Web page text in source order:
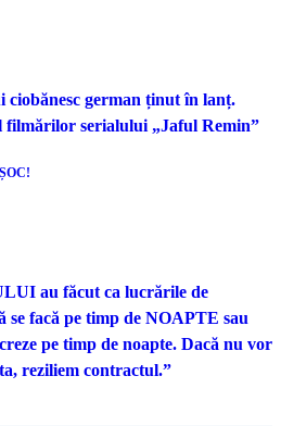
ciobănesc german ținut în lanț.
serialului „Jaful Remin”
au făcut ca lucrările de
facă pe timp de NOAPTE sau
pe timp de noapte. Dacă nu vor
reziliem contractul.”